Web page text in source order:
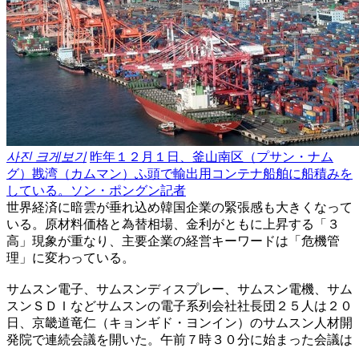
사진 크게보기 昨年１２月１日、釜山南区（プサン・ナム
グ）戡湾（カムマン）ふ頭で輸出用コンテナ船舶に船積みを
している。ソン・ポングン記者
世界経済に暗雲が垂れ込め韓国企業の緊張感も大きくなって
いる。原材料価格と為替相場、金利がともに上昇する「３
高」現象が重なり、主要企業の経営キーワードは「危機管
理」に変わっている。
サムスン電子、サムスンディスプレー、サムスン電機、サム
スンＳＤＩなどサムスンの電子系列会社社長団２５人は２０
日、京畿道竜仁（キョンギド・ヨンイン）のサムスン人材開
発院で連続会議を開いた。午前７時３０分に始まった会議は